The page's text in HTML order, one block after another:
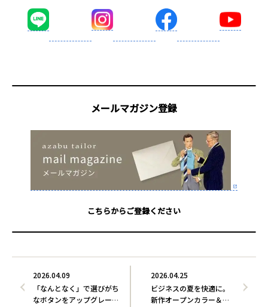
メールマガジン登録
こちらからご登録ください
2026.04.25
ビジネスの夏を快適に。
新作オープンカラー＆リ
2026.04.09
「なんとなく」で選びがち
なボタンをアップグレー